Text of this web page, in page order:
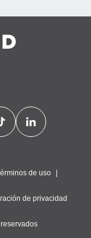
de uso
de privacidad